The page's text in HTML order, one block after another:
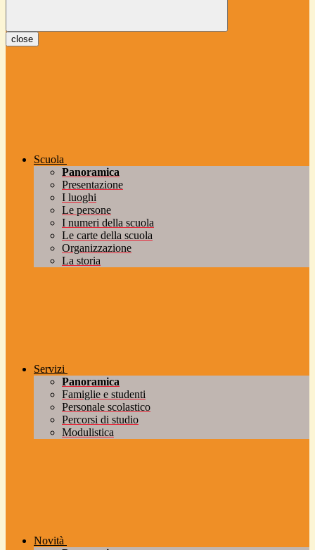
close
Scuola
Panoramica
Presentazione
I luoghi
Le persone
I numeri della scuola
Le carte della scuola
Organizzazione
La storia
Servizi
Panoramica
Famiglie e studenti
Personale scolastico
Percorsi di studio
Modulistica
Novità